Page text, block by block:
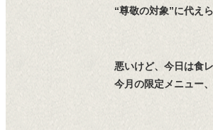
“尊敬の対象”に代え
悪いけど、今日は食
今月の限定メニュー